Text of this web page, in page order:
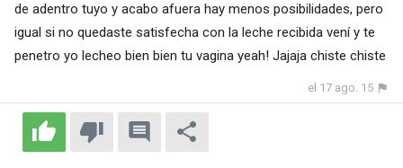
de adentro tuyo y acabo afuera hay menos posibilidades, pero
igual si no quedaste satisfecha con la leche recibida vení y te
penetro yo lecheo bien bien tu vagina yeah! Jajaja chiste chiste
el 17 ago. 15